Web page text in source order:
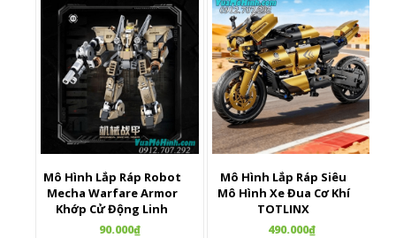
Mô Hình Lắp Ráp Robot
Mecha Warfare Armor
Khớp Cử Động Linh
Hoạt
90.000₫
Mô Hình Lắp Ráp Siêu
Mô Hình Xe Đua Cơ Khí
TOTLINX
490.000₫